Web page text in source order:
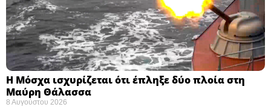
Η Μόσχα ισχυρίζεται ότι έπληξε δύο πλοία στη
Μαύρη Θάλασσα ​
8 Αυγούστου 2026